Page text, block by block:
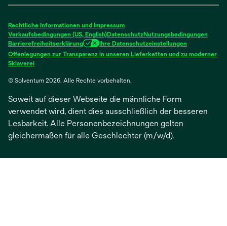
neuen
Registerkarte
geöffnet
neuen
Registerkarte
geöffnet
neuen
Registerkarte
geöffnet
neuen
Registerkarte
geöffnet
neuen
Registerkarte
geöffnet
Rechtliche Informationen und Impressum
Verkaufsbedingungen (US, English)DatenschutzNutzungsbedingungen
Barrierefreiheitserklärung
Ihre Datenschutzeinstellungen
Offenlegungen zur Transparenz in unseren Lieferketten und zu moderner
Sklavereiwird
einer
Registerkarte
geöffnet
© Solventum 2026. Alle Rechte vorbehalten.
Soweit auf dieser Webseite die männliche Form
verwendet wird, dient dies ausschließlich der besseren
Lesbarkeit. Alle Personenbezeichnungen gelten
gleichermaßen für alle Geschlechter (m/w/d).